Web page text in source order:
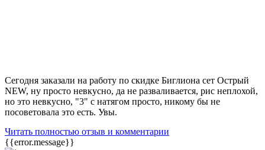
Сегодня заказали на работу по скидке Биглиона сет Острый
NEW, ну просто невкусно, да не разваливается, рис неплохой,
но это невкусно, "3" с натягом просто, никому бы не
посоветовала это есть. Увы.
Читать полностью отзыв и комментарии
{{error.message}}